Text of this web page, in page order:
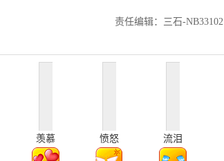
责任编辑：三石-NB33102
羡慕 愤怒 流泪